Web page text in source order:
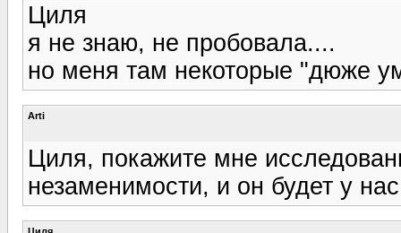
Циля
я не знаю, не пробовала....
но меня там некоторые "дюже
Arti
Циля, покажите мне
незаменимости, и он будет у